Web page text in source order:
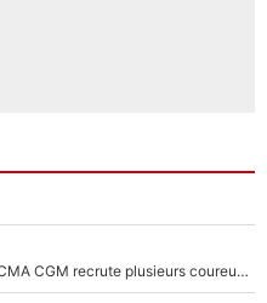
«Le budget a augmenté» : Decathlon-CMA CGM recrute plusieurs coureurs pour offrir à Paul Seixas une équipe pour gagner le Tour de France 2027